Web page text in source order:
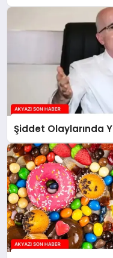
Şiddet Olaylarında